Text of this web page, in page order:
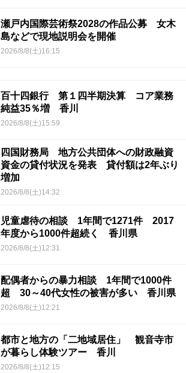
瀬戸内国際芸術祭2028の作品公募 女木
島などで現地説明会を開催
2026/8/8(土)16:15
百十四銀行 第１四半期決算 コア業務
純益35％増 香川
2026/8/8(土)15:59
四国財務局 地方公共団体への財政融資
資金の貸付状況を発表 貸付額は2年ぶり
増加
2026/8/8(土)14:32
児童虐待の相談 1年間で1271件 2017
年度から1000件超続く 香川県
2026/8/8(土)12:31
配偶者からの暴力相談 1年間で1000件
超 30～40代女性の被害が多い 香川県
2026/8/8(土)12:21
都市と地方の「二地域居住」 観音寺市
が暮らし体験ツアー 香川
2026/8/8(土)12:15